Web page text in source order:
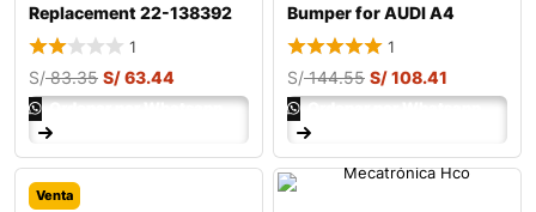
Replacement 22-138392
Shock Absor
1
S/83.35 S/63.44
Ordenar por Whatsapp
Bumper for AUDI A4
1
S/144.55 S/108.41
Ordenar por Whatsapp
Venta